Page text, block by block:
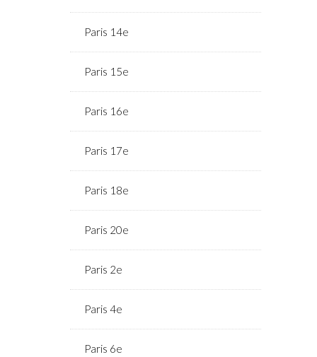
Paris 14e
Paris 15e
Paris 16e
Paris 17e
Paris 18e
Paris 20e
Paris 2e
Paris 4e
Paris 6e